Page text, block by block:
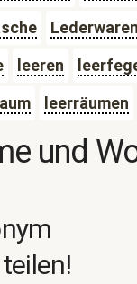
leeren
leerräumen
und